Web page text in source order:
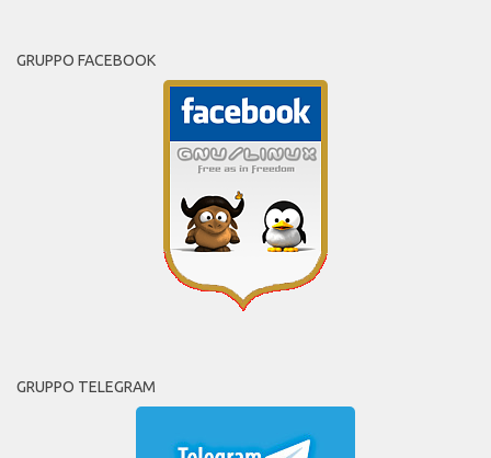
GRUPPO FACEBOOK
GRUPPO TELEGRAM